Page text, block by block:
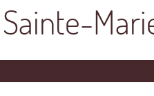
Sainte-